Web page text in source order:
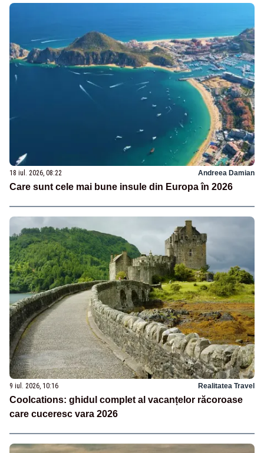
18 iul. 2026, 08:22 Andreea Damian
Care sunt cele mai bune insule din Europa în 2026
9 iul. 2026, 10:16 Realitatea Travel
Coolcations: ghidul complet al vacanțelor răcoroase
care cuceresc vara 2026